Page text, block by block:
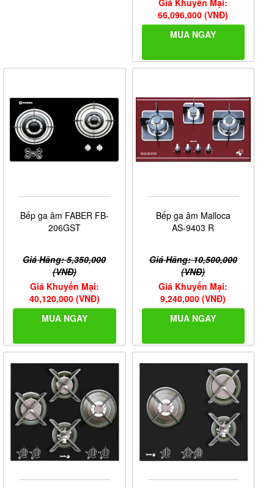
Giá Khuyến Mại:
66,096,000 (VNĐ)
MUA NGAY
Bếp ga âm FABER FB-
206GST
Giá Hãng: 5,350,000
(VNĐ)
Giá Khuyến Mại:
40,120,000 (VNĐ)
MUA NGAY
Bếp ga âm Malloca
AS-9403 R
Giá Hãng: 10,500,000
(VNĐ)
Giá Khuyến Mại:
9,240,000 (VNĐ)
MUA NGAY